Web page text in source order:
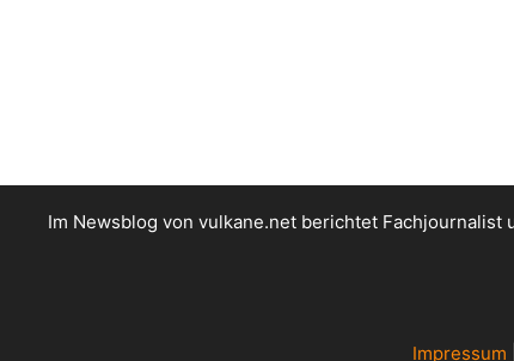
Im Newsblog von vulkane.net berichtet
Impressum